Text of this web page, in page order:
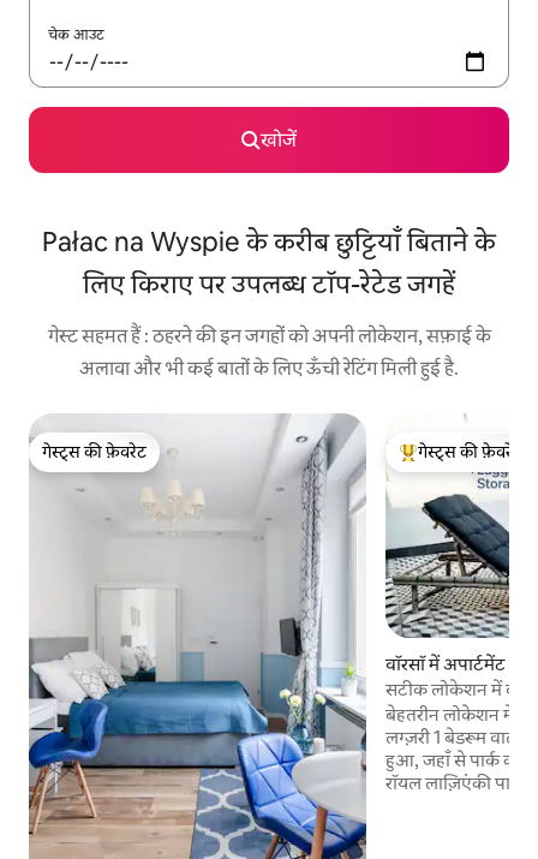
चेक आउट
खोजें
Pałac na Wyspie के करीब छुट्टियाँ बिताने के
लिए किराए पर उपलब्ध टॉप-रेटेड जगहें
गेस्ट सहमत हैं : ठहरने की इन जगहों को अपनी लोकेशन, सफ़ाई के
अलावा और भी कई बातों के लिए ऊँची रेटिंग मिली हुई है.
गेस्ट्स की फ़ेवरेट
गेस्ट्स की फ़ेवरेट
गेस्ट्स का टॉप फ़ेवरेट
गेस्ट्स की फ़ेवरेट
वॉरसॉ में अपार्टमेंट
सटीक लोकेशन में बड़ी
बेहतरीन लोकेशन में
लग्ज़री 1 बेडरूम वाला
हुआ, जहाँ से पार्क का
रॉयल लाज़िएंकी पार्क